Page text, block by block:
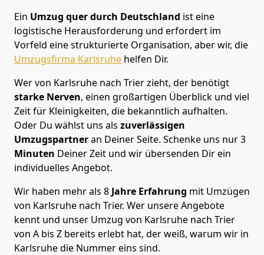
Ein Umzug quer durch Deutschland ist eine
logistische Herausforderung und erfordert im
Vorfeld eine strukturierte Organisation, aber wir, die
Umzugsfirma Karlsruhe helfen Dir.
Wer von Karlsruhe nach Trier zieht, der benötigt
starke Nerven, einen großartigen Überblick und viel
Zeit für Kleinigkeiten, die bekanntlich aufhalten.
Oder Du wählst uns als zuverlässigen
Umzugspartneran Deiner Seite. Schenke uns nur3
Minuten Deiner Zeit und wir übersenden Dir ein
individuelles Angebot.
Wir haben mehr als 8 Jahre Erfahrung mit Umzügen
von Karlsruhe nach Trier. Wer unsere Angebote
kennt und unser Umzug von Karlsruhe nach Trier
von A bis Z bereits erlebt hat, der weiß, warum wir in
Karlsruhe die Nummer eins sind.